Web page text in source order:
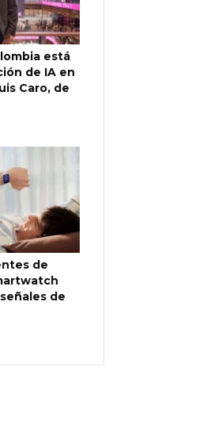
está
de IA en
Caro, de
de
de